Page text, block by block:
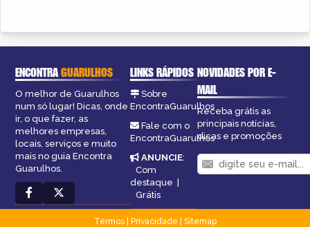
ENCONTRAGUARULHOS
O melhor de Guarulhos
num só lugar! Dicas, onde
ir, o que fazer, as
melhores empresas,
locais, serviços e muito
mais no guia Encontra
Guarulhos.
LINKS RÁPIDOS
Sobre
EncontraGuarulhos
Fale com o
EncontraGuarulhos
ANUNCIE:
Com
destaque |
Grátis
NOVIDADES POR E-
MAIL
Receba grátis as
principais notícias,
dicas e promoções
Termos| Privacidade
Sitemap